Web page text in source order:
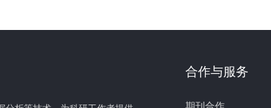
合作与服务